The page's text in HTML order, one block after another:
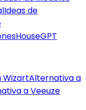
Ideas de
HouseGPT
WizartAlternativa a
a Veeuze